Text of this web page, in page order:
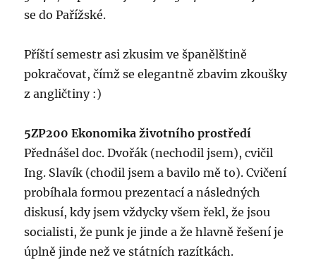
se do Pařížské.
Příští semestr asi zkusim ve španělštině
pokračovat, čímž se elegantně zbavim zkoušky
z angličtiny :)
5ZP200 Ekonomika životního prostředí
Přednášel doc. Dvořák (nechodil jsem), cvičil
Ing. Slavík (chodil jsem a bavilo mě to). Cvičení
probíhala formou prezentací a následných
diskusí, kdy jsem vždycky všem řekl, že jsou
socialisti, že punk je jinde a že hlavně řešení je
úplně jinde než ve státních razítkách.